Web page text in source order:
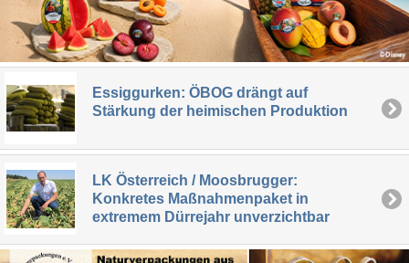
Essiggurken: ÖBOG drängt auf
Stärkung der heimischen Produktion
LK Österreich / Moosbrugger:
Konkretes Maßnahmenpaket in
extremem Dürrejahr unverzichtbar